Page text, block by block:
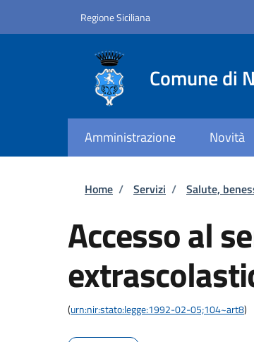
Regione Siciliana
Comune di
Amministrazione Novità
Briciole di
Home / Servizi / Salute,
Accesso al
(urn:nir:stato:legge:1992-02-05;104~art8)